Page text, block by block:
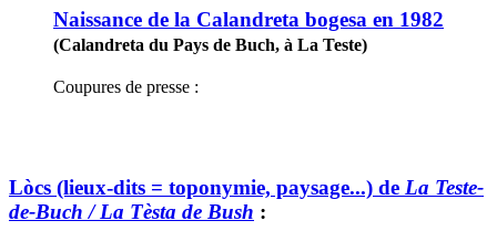
Naissance de la Calandreta bogesa en 1982
(Calandreta du Pays de Buch, à La Teste)
Coupures de presse :
Lòcs (lieux-dits = toponymie, paysage...) de La Teste-
de-Buch / La Tèsta de Bush :